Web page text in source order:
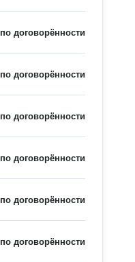
по договорённости
по договорённости
по договорённости
по договорённости
по договорённости
по договорённости